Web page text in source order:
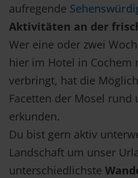
aufregende
Aktivitäten an der
Wer eine oder zwei
hier im Hotel in Cochem
verbringt, hat die
Facetten der Mosel rund
erkunden.
Du bist gern aktiv
Landschaft um unser
unterschiedlichste